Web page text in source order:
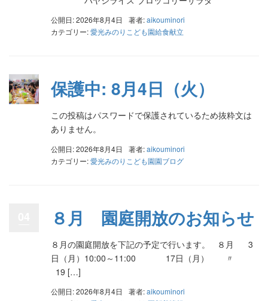
公開日: 2026年8月4日 著者:aikouminori
カテゴリー:愛光みのりこども園給食献立
保護中: 8月4日（火）
この投稿はパスワードで保護されているため抜粋文は
ありません。
公開日: 2026年8月4日 著者:aikouminori
カテゴリー:愛光みのりこども園園ブログ
８月 園庭開放のお知らせ
８月の園庭開放を下記の予定で行います。 ８月 3
日（月）10:00～11:00 17日（月） 〃
19 […]
公開日: 2026年8月4日 著者:aikouminori